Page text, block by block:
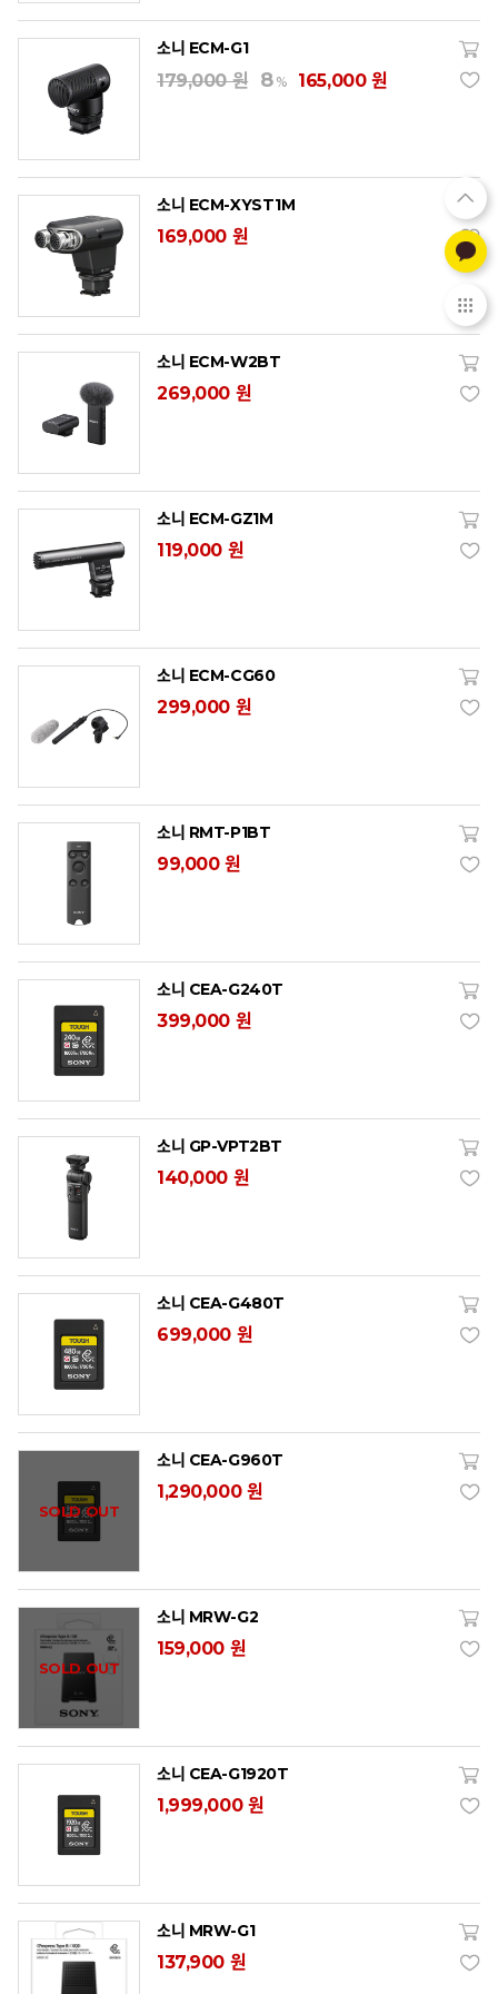
소니 ECM-G1
179,000 원 8% 165,000 원
소니 ECM-XYST1M
169,000 원
소니 ECM-W2BT
269,000 원
소니 ECM-GZ1M
119,000 원
소니 ECM-CG60
299,000 원
소니 RMT-P1BT
99,000 원
소니 CEA-G240T
399,000 원
소니 GP-VPT2BT
140,000 원
소니 CEA-G480T
699,000 원
SOLD OUT
소니 CEA-G960T
1,290,000 원
SOLD OUT
소니 MRW-G2
159,000 원
소니 CEA-G1920T
1,999,000 원
소니 MRW-G1
137,900 원